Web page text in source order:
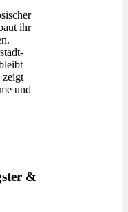
ihr
zeigt
und
&